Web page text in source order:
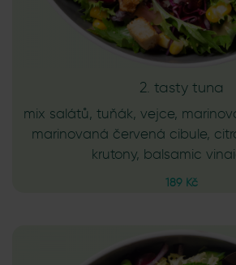
2. tasty tuna
mix salátů, tuňák, vejce,
marinovaná červená cibule,
krutony, balsamic
189 Kč